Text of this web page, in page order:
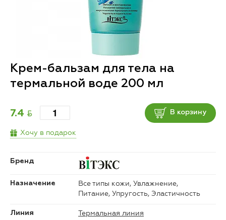
Крем-бальзам для тела на
термальной воде 200 мл
7.4 BYN В корзину
Хочу в подарок
Бренд
Назначение
Все типы кожи, Увлажнение,
Питание, Упругость, Эластичность
Линия Термальная линия